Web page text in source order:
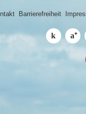
Barrierefreiheit